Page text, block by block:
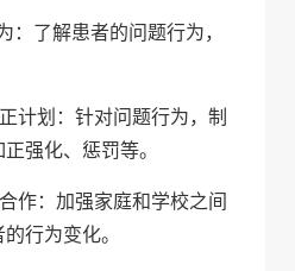
：了解患者的问题行为，
计划：针对问题行为，制
强化、惩罚等。
作：加强家庭和学校之间
行为变化。